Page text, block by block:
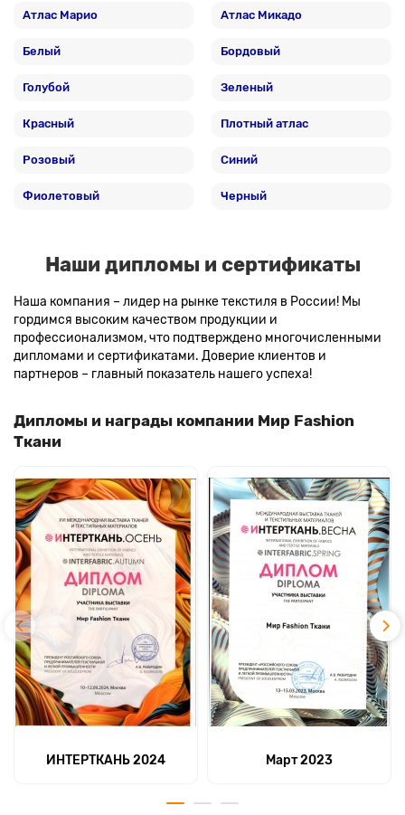
Атлас Марио Атлас Микадо
Белый Бордовый
Голубой Зеленый
Красный Плотный атлас
Розовый Синий
Фиолетовый Черный
Наши дипломы и сертификаты
Наша компания – лидер на рынке текстиля в России! Мы
гордимся высоким качеством продукции и
профессионализмом, что подтверждено многочисленными
дипломами и сертификатами. Доверие клиентов и
партнеров – главный показатель нашего успеха!
Дипломы и награды компании Мир Fashion
Ткани
ИНТЕРТКАНЬ 2024 Март 2023